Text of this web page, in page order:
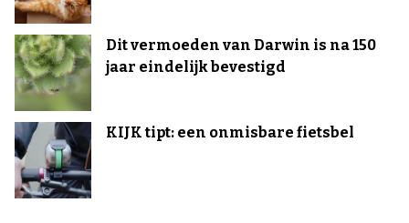
Dit vermoeden van Darwin is na 150
jaar eindelijk bevestigd
KIJK tipt: een onmisbare fietsbel